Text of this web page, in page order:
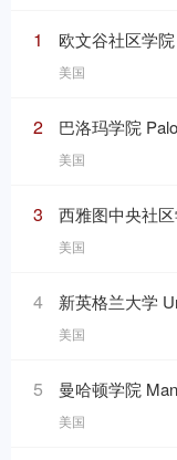
1 欧文谷社区学
美国
2 巴洛玛学院
美国
3 西雅图中央社
美国
4 新英格兰大学
美国
5 曼哈顿学院
美国